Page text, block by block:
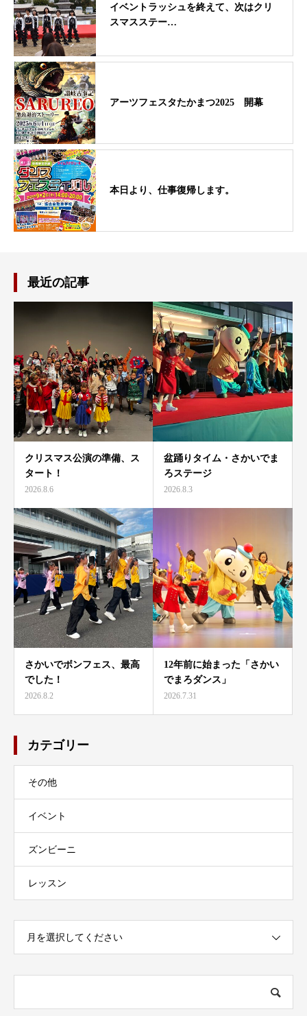
イベントラッシュを終えて、次はクリ
スマスステー…
アーツフェスタたかまつ2025 開幕
本日より、仕事復帰します。
最近の記事
クリスマス公演の準備、ス
タート！
2026.8.6
盆踊りタイム・さかいでま
ろステージ
2026.8.3
さかいでボンフェス、最高
でした！
2026.8.2
12年前に始まった「さかい
でまろダンス」
2026.7.31
カテゴリー
その他
イベント
ズンビーニ
レッスン
月を選択してください